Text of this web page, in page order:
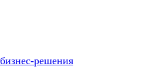
решения